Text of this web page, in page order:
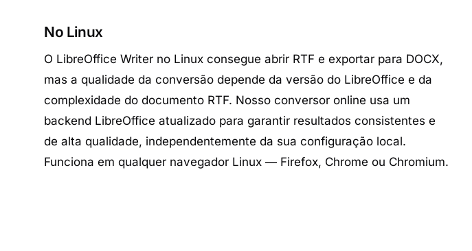
No Linux
O LibreOffice Writer no Linux consegue abrir RTF e exportar para DOCX,
mas a qualidade da conversão depende da versão do LibreOffice e da
complexidade do documento RTF. Nosso conversor online usa um
backend LibreOffice atualizado para garantir resultados consistentes e
de alta qualidade, independentemente da sua configuração local.
Funciona em qualquer navegador Linux — Firefox, Chrome ou Chromium.